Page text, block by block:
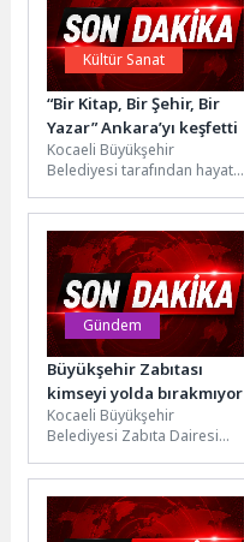
Kültür Sanat
“Bir Kitap, Bir Şehir, Bir
Yazar” Ankara’yı keşfetti
Kocaeli Büyükşehir
Belediyesi tarafından hayata
Bir Yazar Projesi”,
edebiyatseverleri
okudukları...
Gündem
Büyükşehir Zabıtası
kimseyi yolda bırakmıyor
Kocaeli Büyükşehir
Belediyesi Zabıta Dairesi
kent genelinde yalnızca
denetim değil, vatandaş
odaklı...